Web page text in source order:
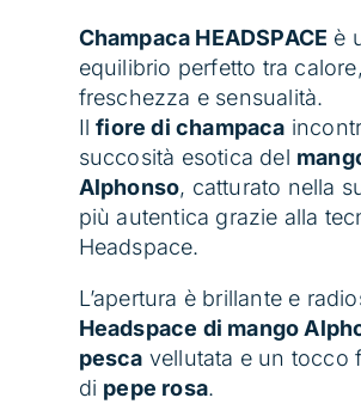
Champaca HEADSPACE è
equilibrio perfetto tra calore,
freschezza e sensualità.
Ilfiore di champaca
succosità esotica del
Alphonso, catturato nella
più autentica grazie alla
Headspace.
L’apertura è brillante e
Headspace di mango
pesca vellutata e un tocco
di pepe rosa.